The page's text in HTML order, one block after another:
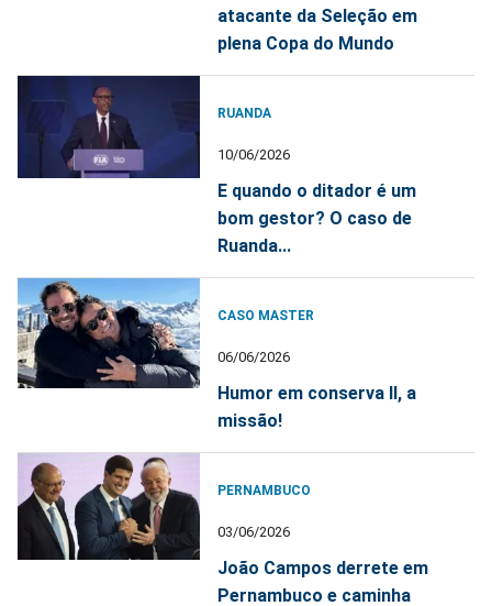
atacante da Seleção em
plena Copa do Mundo
RUANDA
10/06/2026
E quando o ditador é um
bom gestor? O caso de
Ruanda...
CASO MASTER
06/06/2026
Humor em conserva II, a
missão!
PERNAMBUCO
03/06/2026
João Campos derrete em
Pernambuco e caminha